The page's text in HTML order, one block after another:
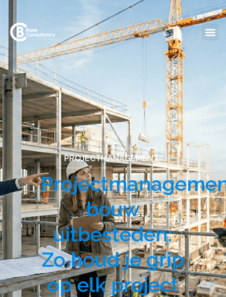
PROJECTMANAGEMENT
bouw
uitbesteden:
Zo houd je grip
op elk project